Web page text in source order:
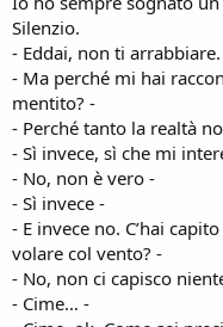
Silenzio.
- Eddai, non ti
- Ma perché mi hai
mentito? -
- Perché tanto la realtà
- Sì invece, sì che mi
- No, non è vero -
- Sì invece -
- E invece no. C’hai
volare col vento? -
- No, non ci capisco
- Cime… -